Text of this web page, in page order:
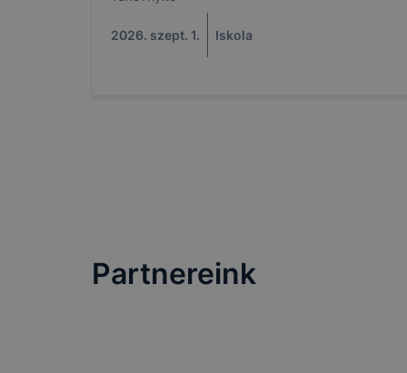
2026. szept. 1. Iskola
Partnereink
Az